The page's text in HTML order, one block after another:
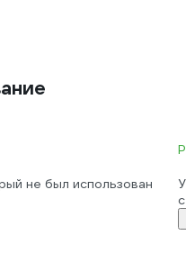
не был использован